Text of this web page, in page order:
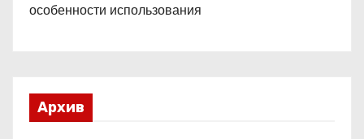
особенности использования
Архив